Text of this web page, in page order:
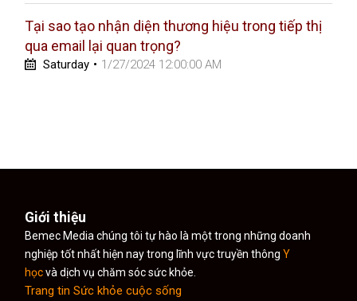
Tại sao tạo nhận diện thương hiệu trong tiếp thị
qua email lại quan trọng?
Saturday • 1/27/2024 12:00:00 AM
Giới thiệu
Bemec Media chúng tôi tự hào là một trong những doanh
nghiệp tốt nhất hiện nay trong lĩnh vực truyền thôngY
họcvà dịch vụ chăm sóc sức khỏe.
Trang tin Sức khỏe cuộc sống